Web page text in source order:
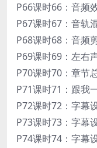
P66课时66：音频
P67课时67：音轨
P68课时68：音频
P69课时69：左右
P70课时70：章节
P71课时71：跟我
P72课时72：字幕
P73课时73：字幕
P74课时74：字幕